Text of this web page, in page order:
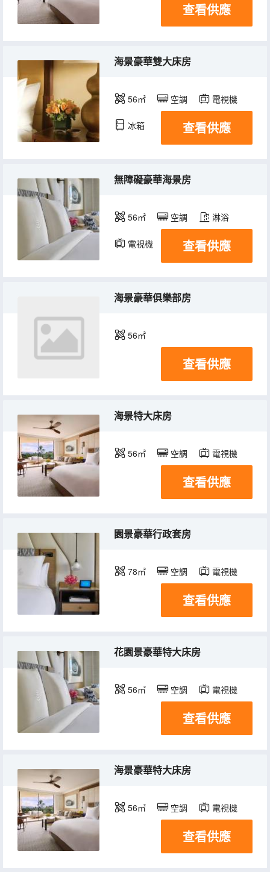
查看供應
海景豪華雙大床房
56㎡ 空調 電視機
冰箱 查看供應
無障礙豪華海景房
56㎡ 空調 淋浴
電視機 查看供應
海景豪華俱樂部房
56㎡
查看供應
海景特大床房
56㎡ 空調 電視機
查看供應
園景豪華行政套房
78㎡ 空調 電視機
查看供應
花園景豪華特大床房
56㎡ 空調 電視機
查看供應
海景豪華特大床房
56㎡ 空調 電視機
查看供應